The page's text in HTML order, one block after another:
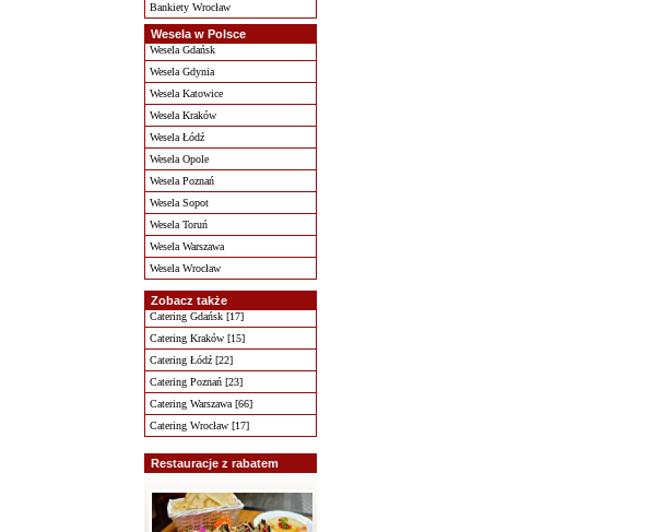
Bankiety Wrocław
Wesela w Polsce
Wesela Gdańsk
Wesela Gdynia
Wesela Katowice
Wesela Kraków
Wesela Łódź
Wesela Opole
Wesela Poznań
Wesela Sopot
Wesela Toruń
Wesela Warszawa
Wesela Wrocław
Zobacz także
Catering Gdańsk [17]
Catering Kraków [15]
Catering Łódź [22]
Catering Poznań [23]
Catering Warszawa [66]
Catering Wrocław [17]
Restauracje z rabatem